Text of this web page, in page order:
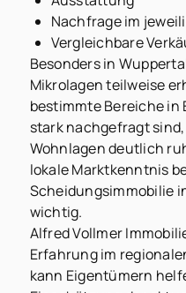
Nachfrage im
Vergleichbare
Besonders in
Mikrolagen teilweise
bestimmte Bereiche in
stark nachgefragt
Wohnlagen deutlich
lokale Marktkenntnis
Scheidungsimmobilie
wichtig.
Alfred Vollmer
Erfahrung im
kann Eigentümern